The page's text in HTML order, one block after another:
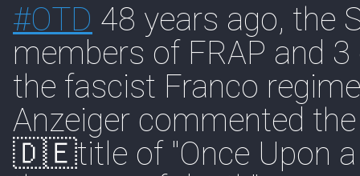
#OTD 48 years ago, the
members of FRAP and
the fascist Franco
Anzeiger commented
🇩🇪title of "Once Upon a